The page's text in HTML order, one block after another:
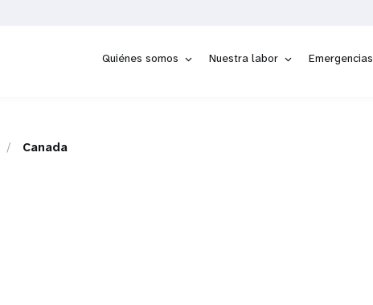
Quiénes somos Nuestra labor Emergencias
Canada